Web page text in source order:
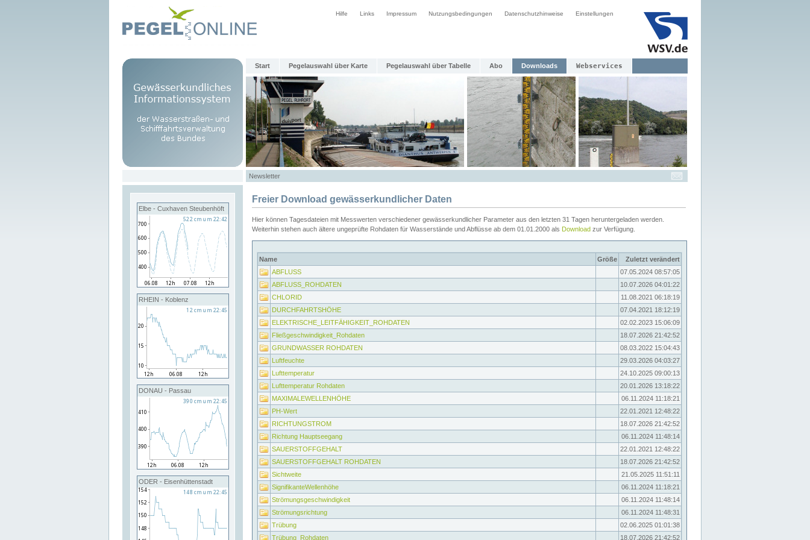
Hilfe Links Impressum Nutzungsbedingungen Datenschutzhinweise Einstellungen
Start Pegelauswahl über Karte Pegelauswahl über Tabelle Abo Downloads Webservices
Newsletter
Elbe - Cuxhaven Steubenhöft
RHEIN - Koblenz
DONAU - Passau
ODER - Eisenhüttenstadt
Freier Download gewässerkundlicher Daten
Hier können Tagesdateien mit Messwerten verschiedener gewässerkundlicher Parameter aus den letzten 31 Tagen heruntergeladen werden.
Weiterhin stehen auch ältere ungeprüfte Rohdaten für Wasserstände und Abflüsse ab dem 01.01.2000 als Download zur Verfügung.
Name Größe
Zuletzt verändert
ABFLUSS
07.05.2024 08:57:05
ABFLUSS_ROHDATEN
10.07.2026 04:01:22
CHLORID
11.08.2021 06:18:19
DURCHFAHRTSHÖHE
07.04.2021 18:12:19
ELEKTRISCHE_LEITFÄHIGKEIT_ROHDATEN
02.02.2023 15:06:09
Fließgeschwindigkeit_Rohdaten
18.07.2026 21:42:52
GRUNDWASSER ROHDATEN
08.03.2022 15:04:43
Luftfeuchte
29.03.2026 04:03:27
Lufttemperatur
24.10.2025 09:00:13
Lufttemperatur Rohdaten
20.01.2026 13:18:22
MAXIMALEWELLENHÖHE
06.11.2024 11:18:21
PH-Wert
22.01.2021 12:48:22
RICHTUNGSTROM
18.07.2026 21:42:52
Richtung Hauptseegang
06.11.2024 11:48:14
SAUERSTOFFGEHALT
22.01.2021 12:48:22
SAUERSTOFFGEHALT ROHDATEN
18.07.2026 21:42:52
Sichtweite
21.05.2025 11:51:11
SignifikanteWellenhöhe
06.11.2024 11:18:21
Strömungsgeschwindigkeit
06.11.2024 11:48:14
Strömungsrichtung
06.11.2024 11:48:31
Trübung
02.06.2025 01:01:38
Trübung_Rohdaten
18.07.2026 21:42:52